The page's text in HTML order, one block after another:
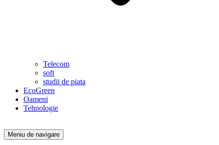
Telecom
soft
studii de piata
EcoGreen
Oameni
Tehnologie
Meniu de navigare